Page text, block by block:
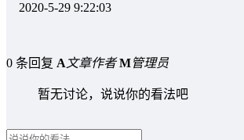
2020-5-29 9:22:03
0 条回复 A文章作者 M管理员
暂无讨论，说说你的看法吧